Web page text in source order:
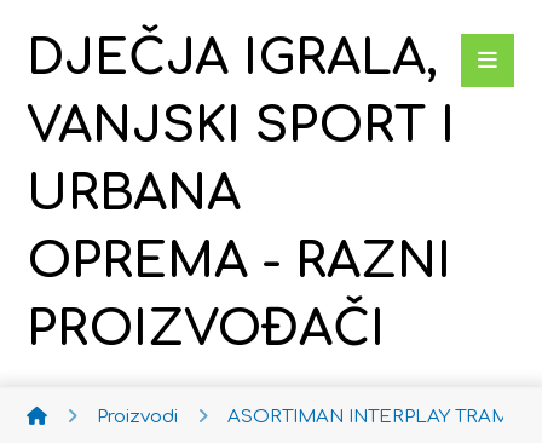
DJEČJA IGRALA,
VANJSKI SPORT I
URBANA
OPREMA - RAZNI
PROIZVOĐAČI
Proizvodi ASORTIMAN INTERPLAY